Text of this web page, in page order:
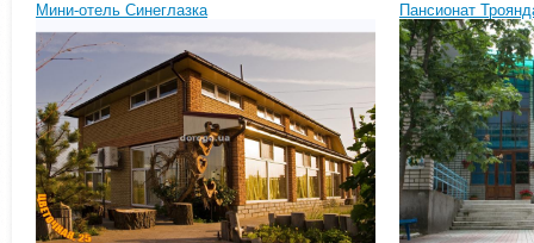
Мини-отель Синеглазка Пансионат